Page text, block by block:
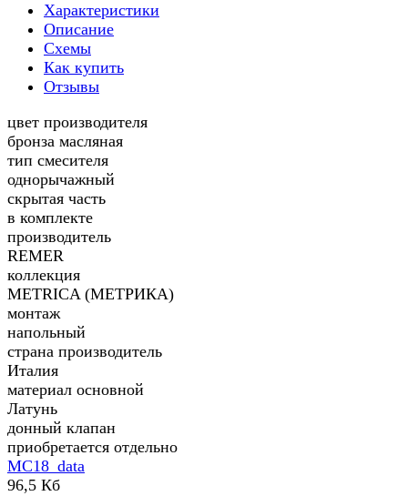
Характеристики
Описание
Схемы
Как купить
Отзывы
цвет производителя
бронза масляная
тип смесителя
однорычажный
скрытая часть
в комплекте
производитель
REMER
коллекция
METRICA (МЕТРИКА)
монтаж
напольный
страна производитель
Италия
материал основной
Латунь
донный клапан
приобретается отдельно
MC18_data
96,5 Кб